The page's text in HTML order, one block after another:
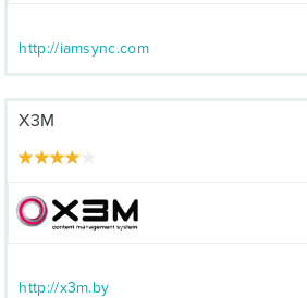
http://iamsync.com
X3M
http://x3m.by